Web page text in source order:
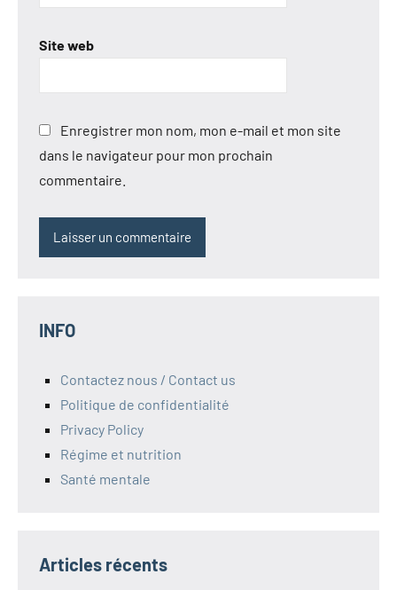
Site web
Enregistrer mon nom, mon e-mail et mon site
dans le navigateur pour mon prochain
commentaire.
INFO
Contactez nous / Contact us
Politique de confidentialité
Privacy Policy
Régime et nutrition
Santé mentale
Articles récents